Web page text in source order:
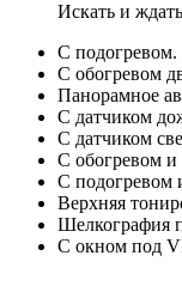
Искать и
С подогревом.
С обогревом
Панорамное
С датчиком
С датчиком
С обогревом и
С подогревом
Верхняя
Шелкография
С окном под